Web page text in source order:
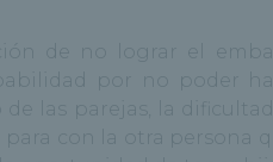
de no lograr el
por no poder
de las parejas, la
para con la otra persona